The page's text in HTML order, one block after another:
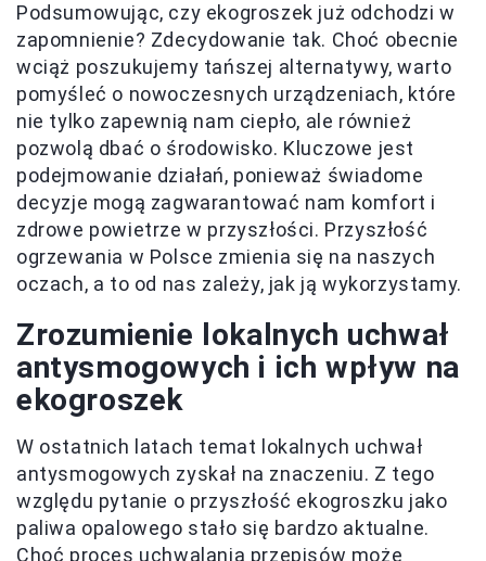
Podsumowując, czy ekogroszek już odchodzi w
zapomnienie? Zdecydowanie tak. Choć obecnie
wciąż poszukujemy tańszej alternatywy, warto
pomyśleć o nowoczesnych urządzeniach, które
nie tylko zapewnią nam ciepło, ale również
pozwolą dbać o środowisko. Kluczowe jest
podejmowanie działań, ponieważ świadome
decyzje mogą zagwarantować nam komfort i
zdrowe powietrze w przyszłości. Przyszłość
ogrzewania w Polsce zmienia się na naszych
oczach, a to od nas zależy, jak ją wykorzystamy.
Zrozumienie lokalnych uchwał
antysmogowych i ich wpływ na
ekogroszek
W ostatnich latach temat lokalnych uchwał
antysmogowych zyskał na znaczeniu. Z tego
względu pytanie o przyszłość ekogroszku jako
paliwa opalowego stało się bardzo aktualne.
Choć proces uchwalania przepisów może